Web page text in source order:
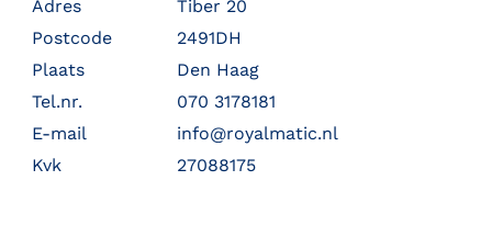
Adres
Tiber 20
Postcode
2491DH
Plaats
Den Haag
Tel.nr.
070 3178181
E-mail
info@royalmatic.nl
Kvk
27088175